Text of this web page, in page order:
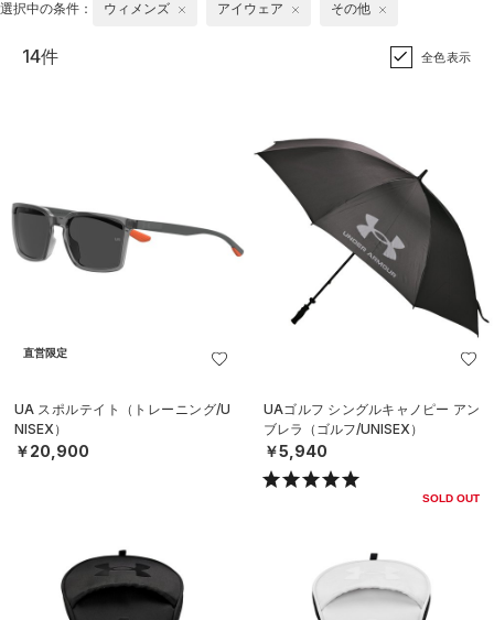
選択中の条件： ウィメンズ アイウェア その他
14件 全色表示
直営限定
UA スポルテイト（トレーニング/U
NISEX）
￥20,900
UAゴルフ シングルキャノピー アン
ブレラ（ゴルフ/UNISEX）
￥5,940
SOLD OUT